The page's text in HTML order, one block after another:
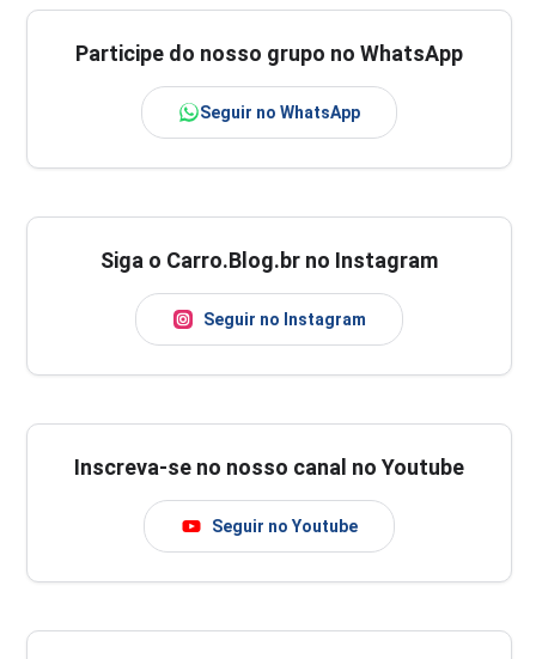
Participe do nosso grupo no WhatsApp
Seguir no WhatsApp
Siga o Carro.Blog.br no Instagram
Seguir no Instagram
Inscreva-se no nosso canal no Youtube
Seguir no Youtube